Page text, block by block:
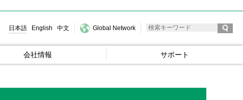
日本語 English 中文 Global Network
会社情報 サポート